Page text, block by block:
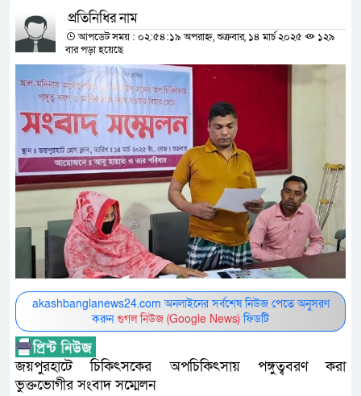
প্রতিনিধির নাম
আপডেট সময় : ০২:৫৪:১৯ অপরাহ্ন, শুক্রবার, ১৪ মার্চ ২০২৫
১২৯
বার পড়া হয়েছে
akashbanglanews24.com অনলাইনের সর্বশেষ নিউজ পেতে অনুসরণ
করুনগুগল নিউজ (Google News)ফিডটি
জয়পুরহাটে চিকিৎসকের অপচিকিৎসায় পঙ্গুত্ববরণ করা
ভুক্তভোগীর সংবাদ সম্মেলন